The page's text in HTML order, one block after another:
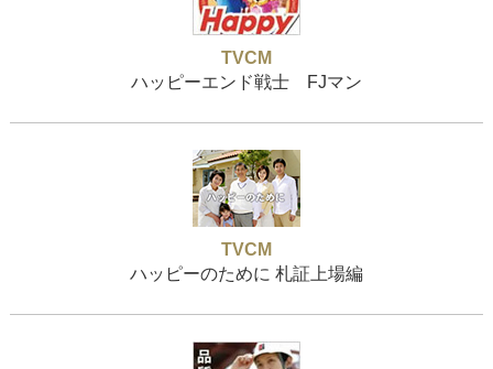
TVCM
ハッピーエンド戦士 FJマン
TVCM
ハッピーのために 札証上場編